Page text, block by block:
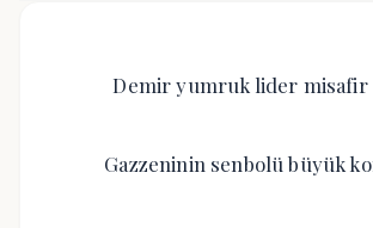
Demir yumruk lider misafir
Gazzeninin senbolü büyük